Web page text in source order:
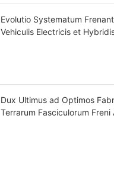
Evolutio Systematum
Vehiculis Electricis et
Dux Ultimus ad Optimos
Terrarum Fasciculorum Freni